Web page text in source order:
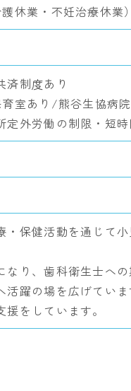
休業・不妊治療休業）
済制度あり
室あり/熊谷生協病
外労働の制限・短時
保健活動を通じて
り、歯科衛生士へ
躍の場を広げていま
をしています。